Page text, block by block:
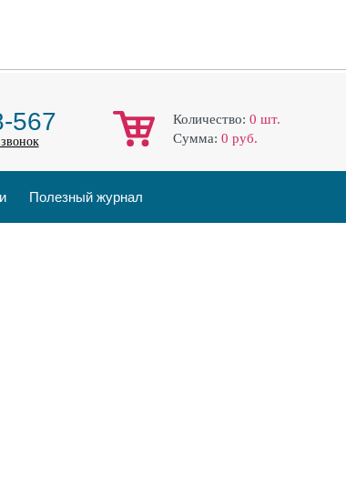
567 Количество: 0 шт.
Cумма: 0 руб.
Полезный журнал